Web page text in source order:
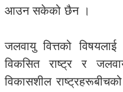
आउन सकेको छैन ।
जलवायु वित्तको
विकसित राष्ट्र र
विकासशील